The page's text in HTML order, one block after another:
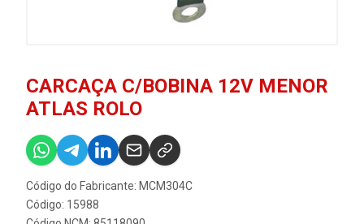
CARCAÇA C/BOBINA 12V MENOR
ATLAS ROLO
Código do Fabricante: MCM304C
Código: 15988